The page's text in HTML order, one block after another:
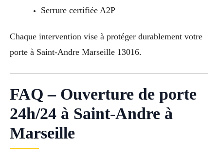
Serrure certifiée A2P
Chaque intervention vise à protéger durablement votre
porte à Saint-Andre Marseille 13016.
FAQ – Ouverture de porte
24h/24 à Saint-Andre à
Marseille